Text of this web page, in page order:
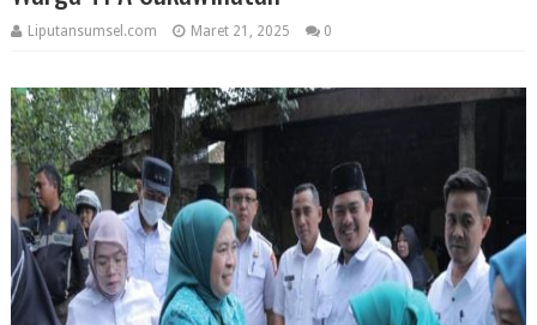
Liputansumsel.com Maret 21, 2025 0